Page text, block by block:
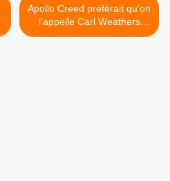
Apollo Creed préférait qu'on
l'appelle Carl Weathers
(1979, Rocky 2) >